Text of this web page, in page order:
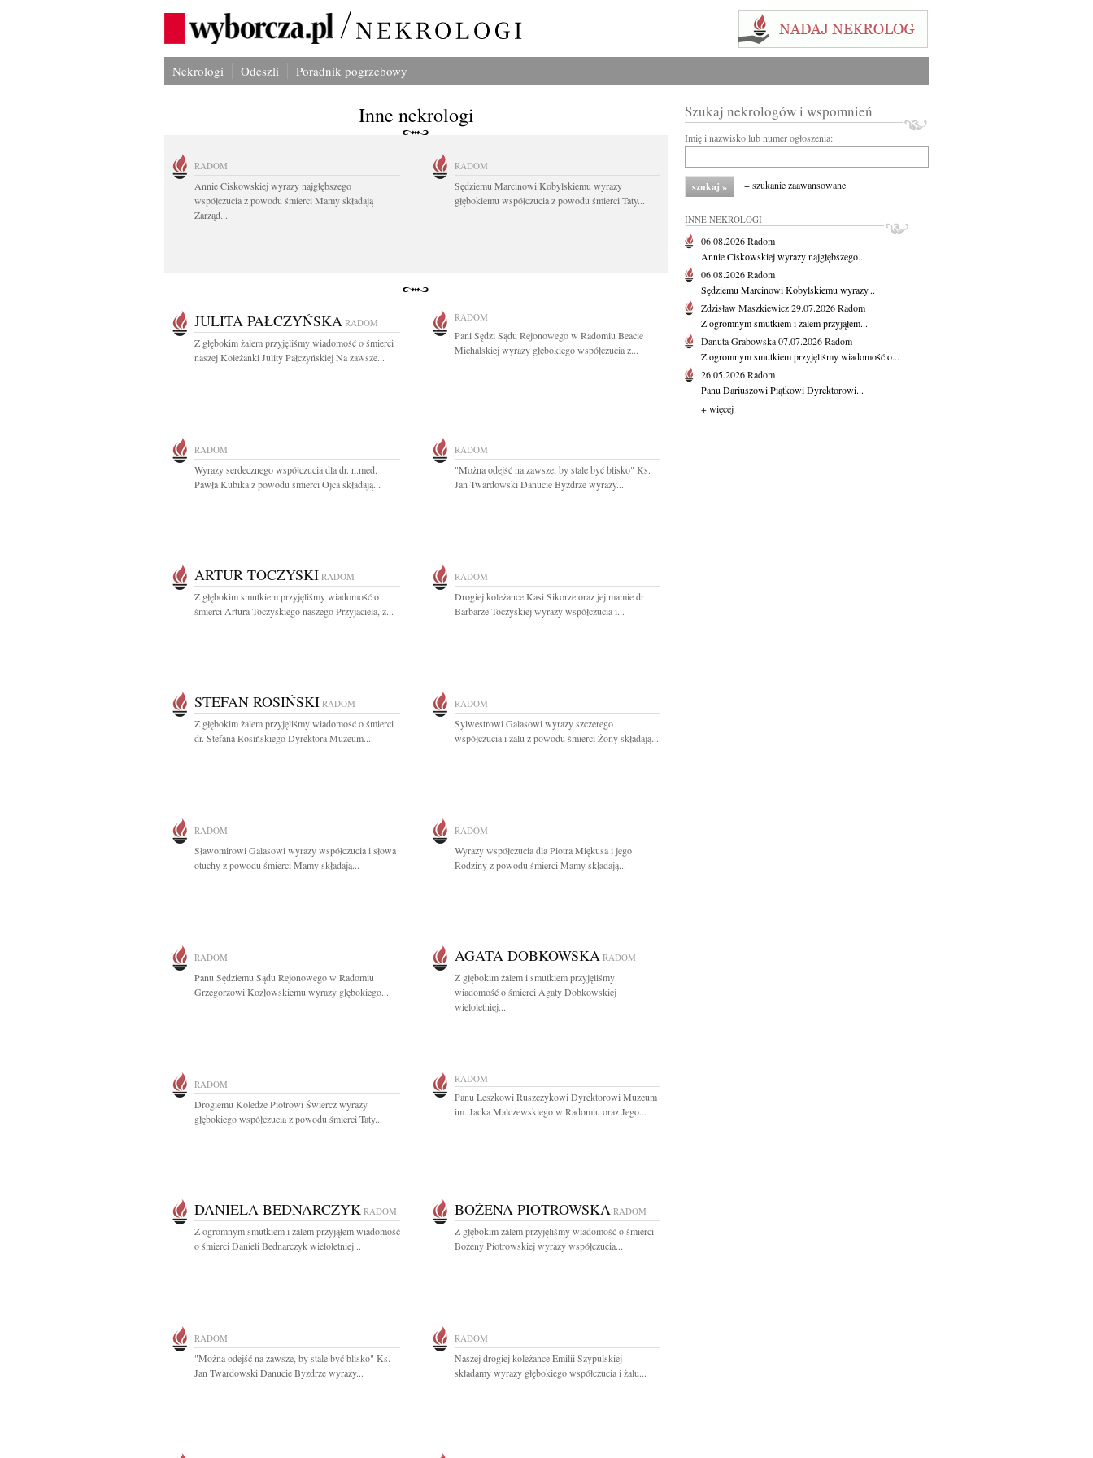
Nekrologi Odeszli Poradnik pogrzebowy
Inne nekrologi
RADOM
Annie Ciskowskiej wyrazy najgłębszego
współczucia z powodu śmierci Mamy składają
Zarząd...
RADOM
Sędziemu Marcinowi Kobylskiemu wyrazy
głębokiemu współczucia z powodu śmierci Taty...
JULITA PAŁCZYŃSKA RADOM
Z głębokim żalem przyjęliśmy wiadomość o śmierci
naszej Koleżanki Julity Pałczyńskiej Na zawsze...
RADOM
Pani Sędzi Sądu Rejonowego w Radomiu Beacie
Michalskiej wyrazy głębokiego współczucia z...
RADOM
Wyrazy serdecznego współczucia dla dr. n.med.
Pawła Kubika z powodu śmierci Ojca składają...
RADOM
"Można odejść na zawsze, by stale być blisko" Ks.
Jan Twardowski Danucie Byzdrze wyrazy...
ARTUR TOCZYSKI RADOM
Z głębokim smutkiem przyjęliśmy wiadomość o
śmierci Artura Toczyskiego naszego Przyjaciela, z...
RADOM
Drogiej koleżance Kasi Sikorze oraz jej mamie dr
Barbarze Toczyskiej wyrazy współczucia i...
STEFAN ROSIŃSKI RADOM
Z głębokim żalem przyjęliśmy wiadomość o śmierci
dr. Stefana Rosińskiego Dyrektora Muzeum...
RADOM
Sylwestrowi Galasowi wyrazy szczerego
współczucia i żalu z powodu śmierci Żony składają...
RADOM
Sławomirowi Galasowi wyrazy współczucia i słowa
otuchy z powodu śmierci Mamy składają...
RADOM
Wyrazy współczucia dla Piotra Miękusa i jego
Rodziny z powodu śmierci Mamy składają...
RADOM
Panu Sędziemu Sądu Rejonowego w Radomiu
Grzegorzowi Kozłowskiemu wyrazy głębokiego...
AGATA DOBKOWSKA RADOM
Z głębokim żalem i smutkiem przyjęliśmy
wiadomość o śmierci Agaty Dobkowskiej
wieloletniej...
RADOM
Drogiemu Koledze Piotrowi Świercz wyrazy
głębokiego współczucia z powodu śmierci Taty...
RADOM
Panu Leszkowi Ruszczykowi Dyrektorowi Muzeum
im. Jacka Malczewskiego w Radomiu oraz Jego...
DANIELA BEDNARCZYK RADOM
Z ogromnym smutkiem i żalem przyjąłem wiadomość
o śmierci Danieli Bednarczyk wieloletniej...
BOŻENA PIOTROWSKA RADOM
Z głębokim żalem przyjęliśmy wiadomość o śmierci
Bożeny Piotrowskiej wyrazy współczucia...
RADOM
"Można odejść na zawsze, by stale być blisko" Ks.
Jan Twardowski Danucie Byzdrze wyrazy...
RADOM
Naszej drogiej koleżance Emilii Szypulskiej
składamy wyrazy głębokiego współczucia i żalu...
Szukaj nekrologów i wspomnień
Imię i nazwisko lub numer ogłoszenia:
+ szukanie zaawansowane
INNE NEKROLOGI
06.08.2026Radom
Annie Ciskowskiej wyrazy najgłębszego...
06.08.2026Radom
Sędziemu Marcinowi Kobylskiemu wyrazy...
Zdzisław Maszkiewicz29.07.2026Radom
Z ogromnym smutkiem i żalem przyjąłem...
Danuta Grabowska07.07.2026Radom
Z ogromnym smutkiem przyjęliśmy wiadomość o...
26.05.2026Radom
Panu Dariuszowi Piątkowi Dyrektorowi...
+ więcej